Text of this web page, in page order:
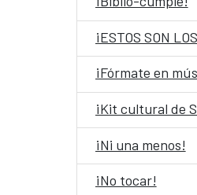
¡ESTOS SON
¡Fórmate en
¡Kit cultural de
¡Ni una menos!
¡No tocar!